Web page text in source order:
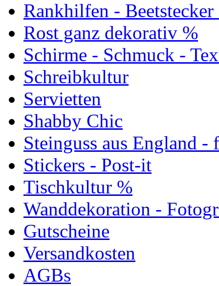
Rankhilfen -
Rost ganz dekorativ %
Schirme - Schmuck -
Schreibkultur
Servietten
Shabby Chic
Steinguss aus England -
Stickers - Post-it
Tischkultur %
Wanddekoration -
Gutscheine
Versandkosten
AGBs